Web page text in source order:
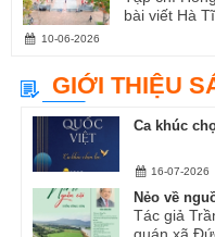
bài viết Hà
10-06-2026
GIỚI THIỆU
Ca khúc
16-07-2026
Nẻo về
Tác giả